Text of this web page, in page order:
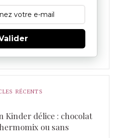
RÉCENTS
Kinder délice : chocolat
ou sans